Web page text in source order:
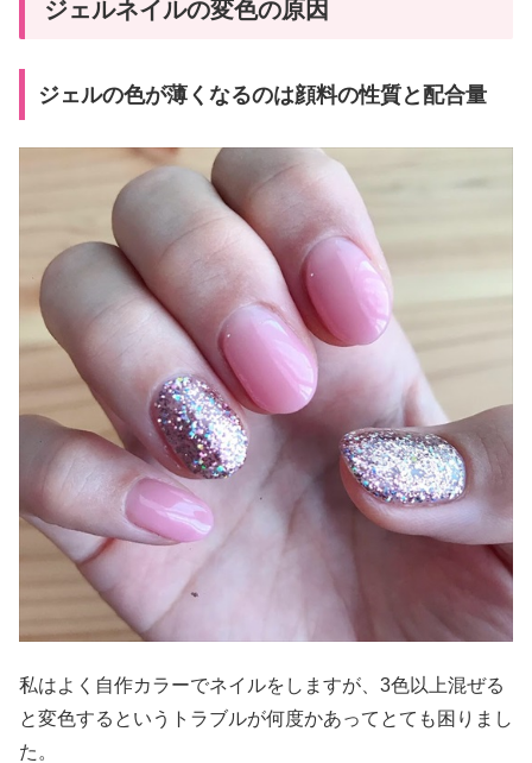
ジェルネイルの変色の原因
ジェルの色が薄くなるのは顔料の性質と配合量
私はよく自作カラーでネイルをしますが、3色以上混ぜる
と変色するというトラブルが何度かあってとても困りまし
た。